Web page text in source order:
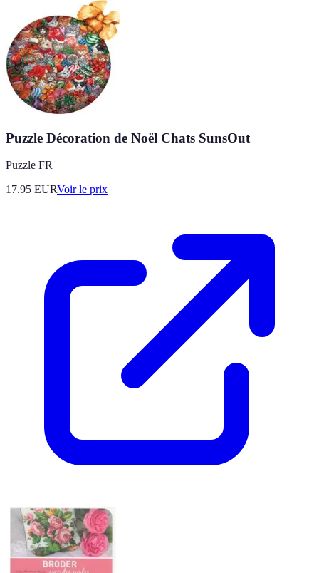
Puzzle Décoration de Noël Chats SunsOut
Puzzle FR
17.95 EURVoir le prix